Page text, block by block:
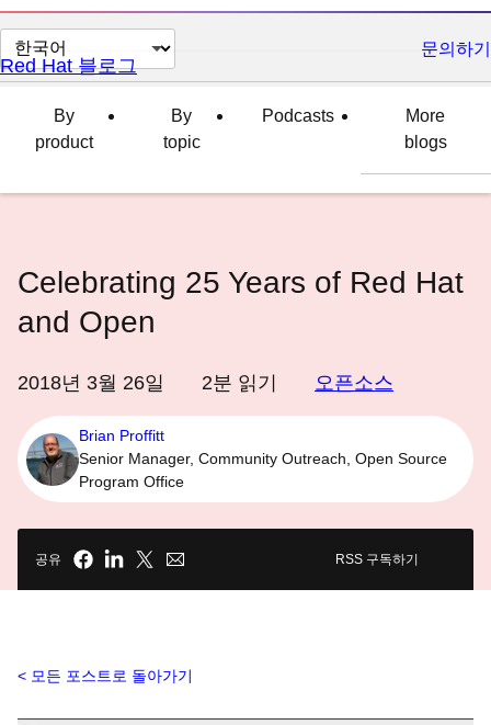
페
이
변
문의하기
Red Hat 블로그
By
product
By
topic
Podcasts
More
blogs
Celebrating 25 Years of Red Hat
and Open
2018년 3월 26일 2분 읽기 오픈소스
Brian Proffitt
Senior Manager, Community Outreach, Open Source
Program Office
공유 RSS 구독하기
모든 포스트로 돌아가기